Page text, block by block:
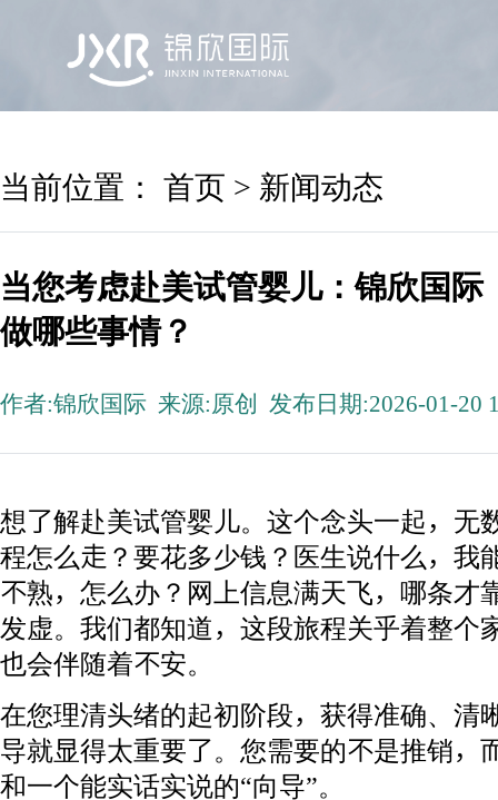
当前位置： 首页 > 新闻动态
当您考虑赴美试管婴儿：锦欣国际
做哪些事情？
作者:锦欣国际 来源:原创 发布日期:2026-01-20
想了解赴美试管婴儿。这个念头一起，
程怎么走？要花多少钱？医生说什么，我
不熟，怎么办？网上信息满天飞，哪条才
发虚。我们都知道，这段旅程关乎着整个
也会伴随着不安。
在您理清头绪的起初阶段，获得准确、清
导就显得太重要了。您需要的不是推销，
和一个能实话实说的“向导”。